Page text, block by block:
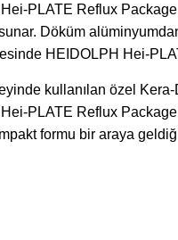
PLATE Reflux
sunar. Döküm
HEIDOLPH Hei-
kullanılan özel
PLATE Reflux Package
formu bir araya